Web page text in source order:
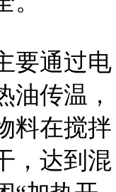
要通过电
油传温，
料在搅拌
，达到混